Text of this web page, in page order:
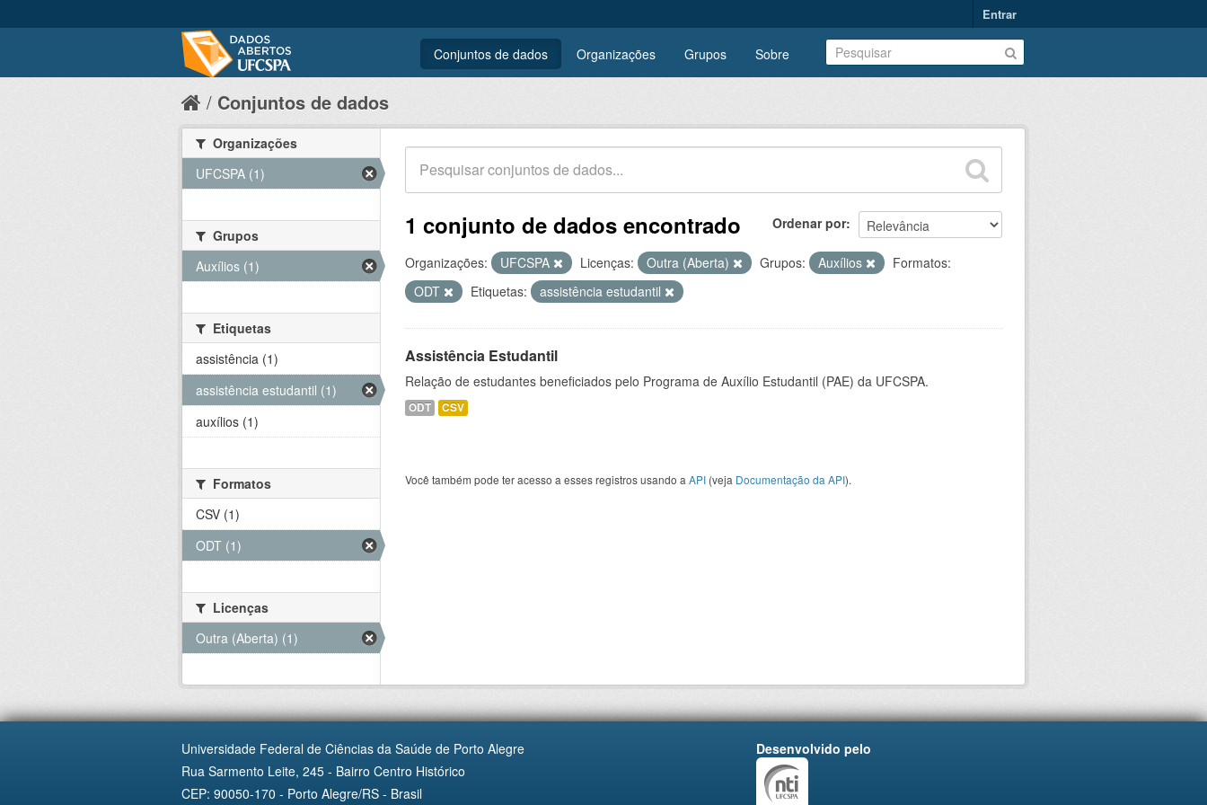
Entrar
Conjuntos de dados Organizações Grupos Sobre
Conjuntos de dados
Ordenar por
1 conjunto de dados encontrado
Organizações: UFCSPA Licenças: Outra (Aberta) Grupos: Auxílios
Formatos:
ODT
Etiquetas: assistência estudantil
Assistência Estudantil
Relação de estudantes beneficiados pelo Programa de Auxílio Estudantil (PAE) da UFCSPA.
ODT CSV
Você também pode ter acesso a esses registros usando a API (veja Documentação da API).
Organizações
UFCSPA (1)
Grupos
Auxílios (1)
Etiquetas
assistência (1)
assistência estudantil (1)
auxílios (1)
Formatos
CSV (1)
ODT (1)
Licenças
Outra (Aberta) (1)
Universidade Federal de Ciências da Saúde de Porto Alegre
Rua Sarmento Leite, 245 - Bairro Centro Histórico
CEP: 90050-170 - Porto Alegre/RS - Brasil
Desenvolvido pelo